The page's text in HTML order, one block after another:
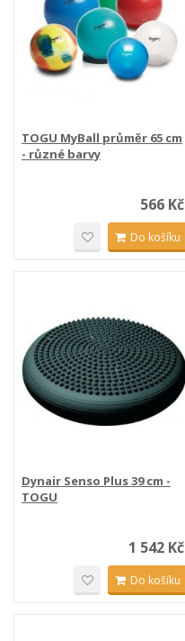
TOGU MyBall průměr 65 cm
- různé barvy
566 Kč
Do košíku
Dynair Senso Plus 39 cm -
TOGU
1 542 Kč
Do košíku